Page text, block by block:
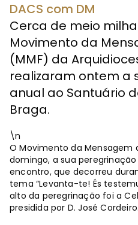
DACS com DM
Cerca de meio
Movimento da
(MMF) da
realizaram ontem a
anual ao Santuário
Braga.
\n
O Movimento da Mensagem
domingo, a sua
encontro, que decorreu
tema “Levanta-te! És
alto da peregrinação foi a
presidida por D. José Cordeiro.